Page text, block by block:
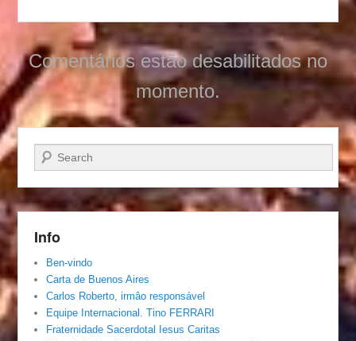
Comentários estão desabilitados no
momento.
Pesquisar…
Info
Ben-vindo
Carta de Buenos Aires
Carlos Roberto, irmâo responsável
Equipe Internacional. Tino FERRARI
Fraternidade Sacerdotal Iesus Caritas